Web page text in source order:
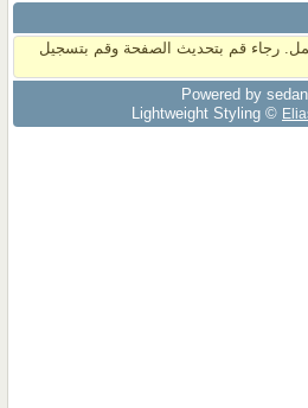
رجاء قم بتحديث الصفحة وقم بتسجيل
Powered by
Lightweight Styling ©